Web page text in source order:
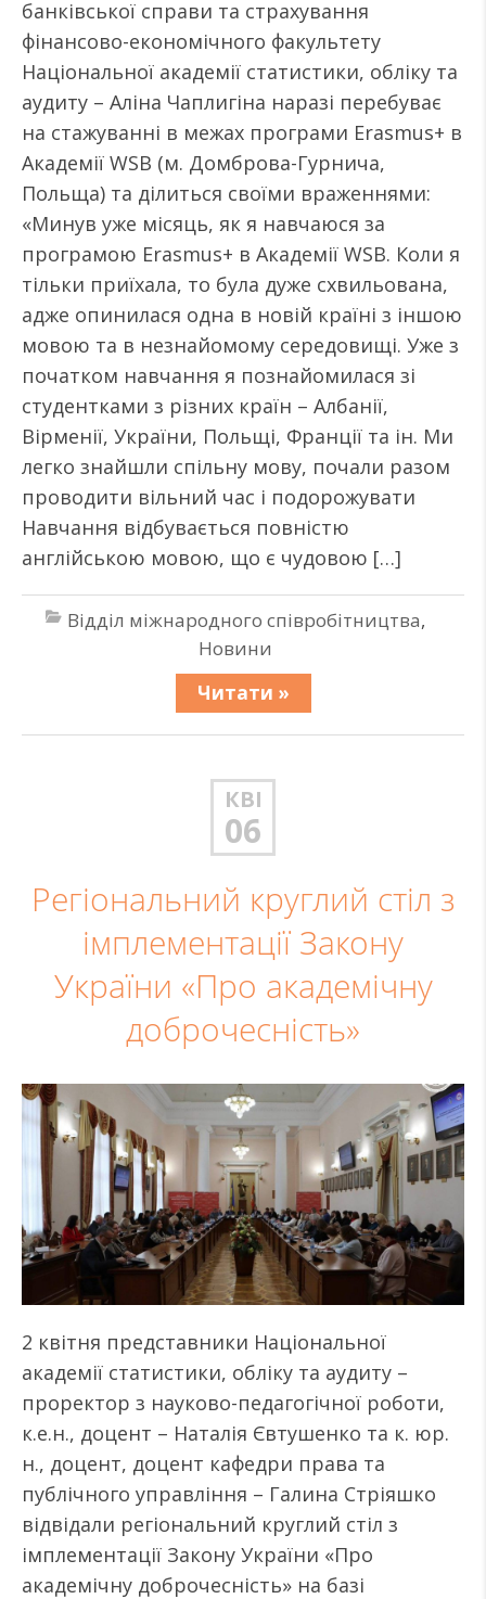
банківської справи та страхування
фінансово-економічного факультету
Національної академії статистики, обліку та
аудиту – Аліна Чаплигіна наразі перебуває
на стажуванні в межах програми Erasmus+ в
Академії WSB (м. Домброва-Гурнича,
Польща) та ділиться своїми враженнями:
«Минув уже місяць, як я навчаюся за
програмою Erasmus+ в Академії WSB. Коли я
тільки приїхала, то була дуже схвильована,
адже опинилася одна в новій країні з іншою
мовою та в незнайомому середовищі. Уже з
початком навчання я познайомилася зі
студентками з різних країн – Албанії,
Вірменії, України, Польщі, Франції та ін. Ми
легко знайшли спільну мову, почали разом
проводити вільний час і подорожувати
Навчання відбувається повністю
англійською мовою, що є чудовою […]
Відділ міжнародного співробітництва,
Новини
Читати »
КВІ
06
Регіональний круглий стіл з
імплементації Закону
України «Про академічну
доброчесність»
2 квітня представники Національної
академії статистики, обліку та аудиту –
проректор з науково-педагогічної роботи,
к.е.н., доцент – Наталія Євтушенко та к. юр.
н., доцент, доцент кафедри права та
публічного управління – Галина Стріяшко
відвідали регіональний круглий стіл з
імплементації Закону України «Про
академічну доброчесність» на базі